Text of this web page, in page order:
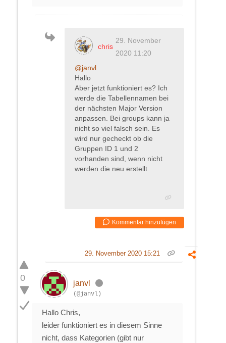
chris
29. November
2020 11:20
@janvl
Hallo
Aber jetzt funktioniert es? Ich
werde die Tabellennamen bei
der nächsten Major Version
anpassen. Bei groups kann ja
nicht so viel falsch sein. Es
wird nur gecheckt ob die
Gruppen ID 1 und 2
vorhanden sind, wenn nicht
werden die neu erstellt.
Kommentar hinzufügen
0
29. November 2020 15:21
janvl
(@janvl)
Hallo Chris,
leider funktioniert es in diesem Sinne
nicht, dass Kategorien (gibt nur